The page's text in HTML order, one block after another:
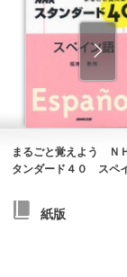
まるごと覚えよう Ｎ
タンダード４０ スペ
紙版